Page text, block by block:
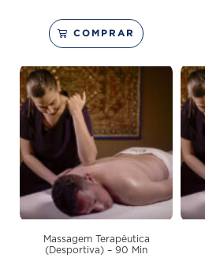
COMPRAR
Massagem Terapêutica
(Desportiva) – 90 Min